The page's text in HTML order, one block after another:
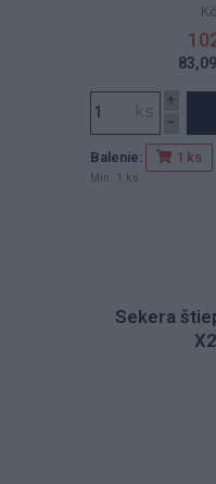
Balenie: 1 ks
Min. 1 ks
Sekera